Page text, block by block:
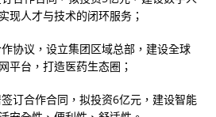
现人才与技术的闭环服务；
协议，设立集团区域总部，建设全球
平台，打造医药生态圈；
订合作合同，拟投资6亿元，建设智能